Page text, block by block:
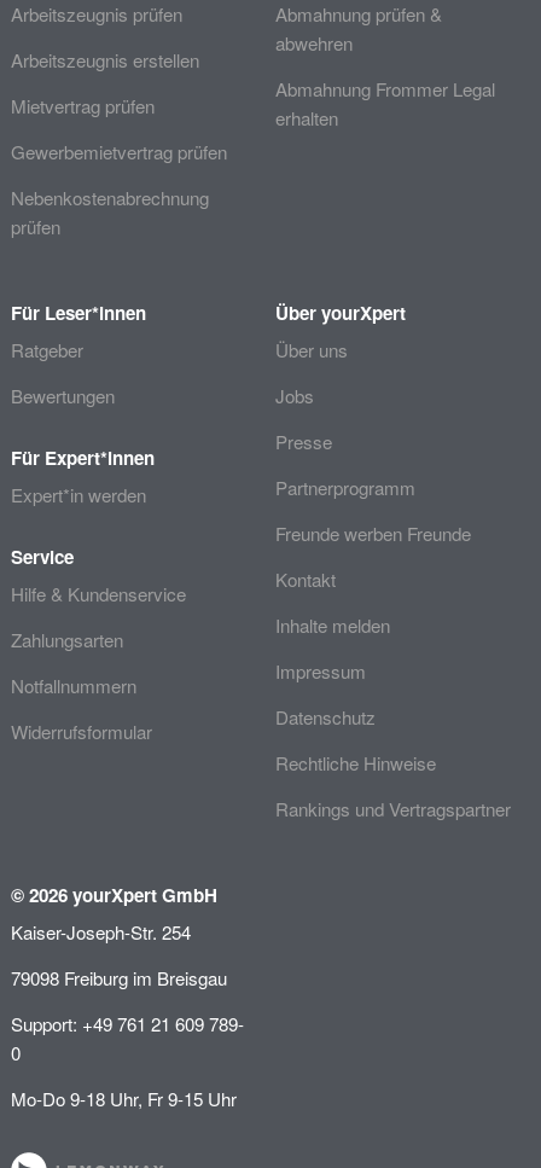
Arbeitszeugnis prüfen
Arbeitszeugnis erstellen
Mietvertrag prüfen
Gewerbemietvertrag prüfen
Nebenkostenabrechnung
prüfen
Abmahnung prüfen &
abwehren
Abmahnung Frommer Legal
erhalten
Für Leser*innen
Ratgeber
Bewertungen
Für Expert*innen
Expert*in werden
Service
Hilfe & Kundenservice
Zahlungsarten
Notfallnummern
Widerrufsformular
Über yourXpert
Über uns
Jobs
Presse
Partnerprogramm
Freunde werben Freunde
Kontakt
Inhalte melden
Impressum
Datenschutz
Rechtliche Hinweise
Rankings und Vertragspartner
© 2026 yourXpert GmbH
Kaiser-Joseph-Str. 254
79098 Freiburg im Breisgau
Support: +49 761 21 609 789-
0
Mo-Do 9-18 Uhr, Fr 9-15 Uhr